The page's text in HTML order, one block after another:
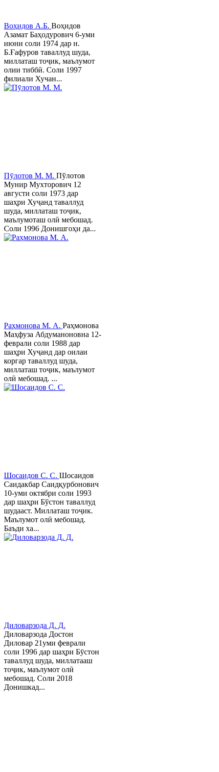
Воҳидов А.Б. Воҳидов
Азамат Баҳодурович 6-уми
июни соли 1974 дар н.
Б.Ғафуров таваллуд шуда,
миллаташ тоҷик, маълумот
олии тиббӣ. Соли 1997
филиали Хучан...
Пӯлотов М. М. Пўлотов
Мунир Мухторович 12
августи соли 1973 дар
шаҳри Хуҷанд таваллуд
шуда, миллаташ тоҷик,
маълумоташ олӣ мебошад.
Соли 1996 Донишгоҳи да...
Раҳмонова М. А. Раҳмонова
Маҳфуза Абдуманоновна 12-
феврали соли 1988 дар
шаҳри Хуҷанд дар оилаи
коргар таваллуд шуда,
миллаташ тоҷик, маълумот
олӣ мебошад. ...
Шосаидов С. С. Шосаидов
Саидакбар Саидқурбонович
10-уми октябри соли 1993
дар шаҳри Бўстон таваллуд
шудааст. Миллаташ тоҷик.
Маълумот олӣ мебошад.
Баъди ха...
Диловарзода Д. Д.
Диловарзода Достон
Диловар 21уми феврали
соли 1996 дар шаҳри Бӯстон
таваллуд шуда, миллатааш
тоҷик, маълумот олӣ
мебошад. Соли 2018
Донишкад...